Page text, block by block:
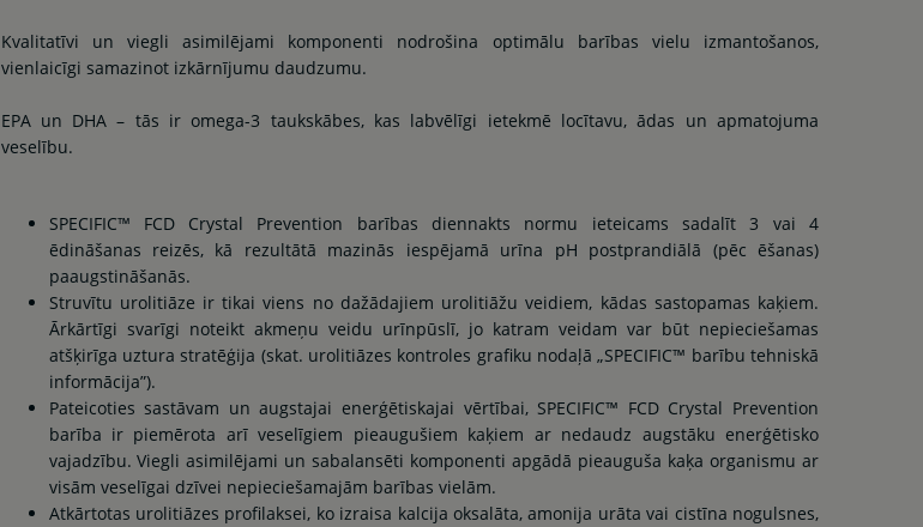
Kvalitatīvi un viegli asimilējami komponenti nodrošina optimālu barības vielu izmantošanos,
vienlaicīgi samazinot izkārnījumu daudzumu.
EPA un DHA – tās ir omega-3 taukskābes, kas labvēlīgi ietekmē locītavu, ādas un apmatojuma
veselību.
SPECIFIC™ FCD Crystal Prevention barības diennakts normu ieteicams sadalīt 3 vai 4
ēdināšanas reizēs, kā rezultātā mazinās iespējamā urīna pH postprandiālā (pēc ēšanas)
paaugstināšanās.
Struvītu urolitiāze ir tikai viens no dažādajiem urolitiāžu veidiem, kādas sastopamas kaķiem.
Ārkārtīgi svarīgi noteikt akmeņu veidu urīnpūslī, jo katram veidam var būt nepieciešamas
atšķirīga uztura stratēģija (skat. urolitiāzes kontroles grafiku nodaļā „SPECIFIC™ barību tehniskā
informācija”).
Pateicoties sastāvam un augstajai enerģētiskajai vērtībai, SPECIFIC™ FCD Crystal Prevention
barība ir piemērota arī veselīgiem pieaugušiem kaķiem ar nedaudz augstāku enerģētisko
vajadzību. Viegli asimilējami un sabalansēti komponenti apgādā pieauguša kaķa organismu ar
visām veselīgai dzīvei nepieciešamajām barības vielām.
Atkārtotas urolitiāzes profilaksei, ko izraisa kalcija oksalāta, amonija urāta vai cistīna nogulsnes,